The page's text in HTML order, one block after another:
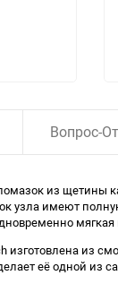
Вопрос-
из
узла имеют
изготовлена
её одной